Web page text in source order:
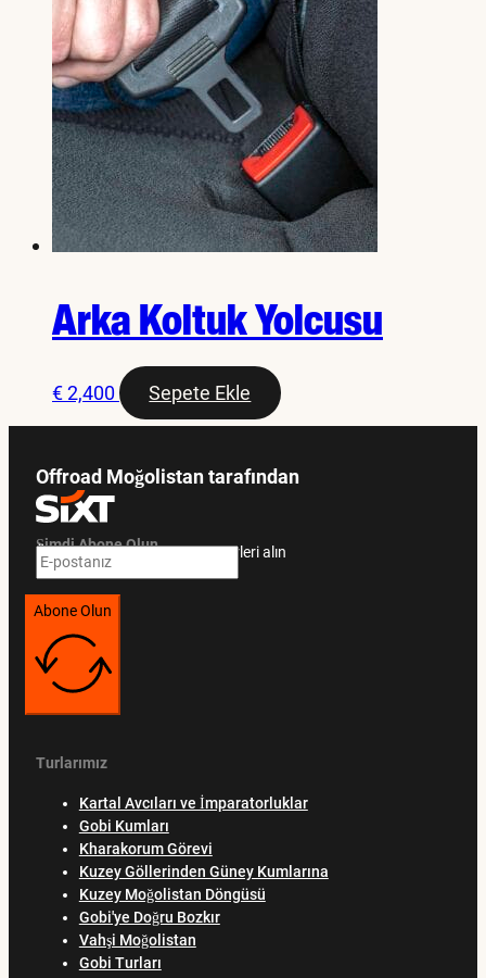
Arka Koltuk Yolcusu
€2,400 Sepete Ekle
Offroad Moğolistan tarafından
Şimdi Abone Olun
Özel teklifler ve seyahat rehberleri alın
Abone Olun
Turlarımız
Kartal Avcıları ve İmparatorluklar
Gobi Kumları
Kharakorum Görevi
Kuzey Göllerinden Güney Kumlarına
Kuzey Moğolistan Döngüsü
Gobi'ye Doğru Bozkır
Vahşi Moğolistan
Gobi Turları